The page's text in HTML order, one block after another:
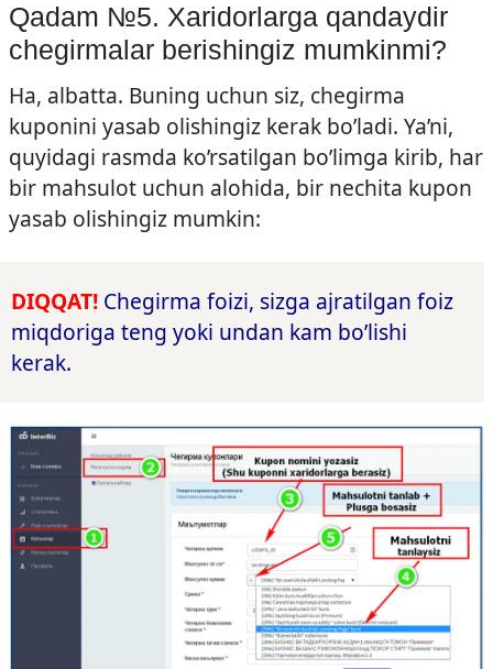
Qadam №5. Xaridorlarga qandaydir
chegirmalar berishingiz mumkinmi?
Ha, albatta. Buning uchun siz, chegirma
kuponini yasab olishingiz kerak bo’ladi. Ya’ni,
quyidagi rasmda ko’rsatilgan bo’limga kirib, har
bir mahsulot uchun alohida, bir nechita kupon
yasab olishingiz mumkin:
DIQQAT! Chegirma foizi, sizga ajratilgan foiz
miqdoriga teng yoki undan kam bo’lishi
kerak.